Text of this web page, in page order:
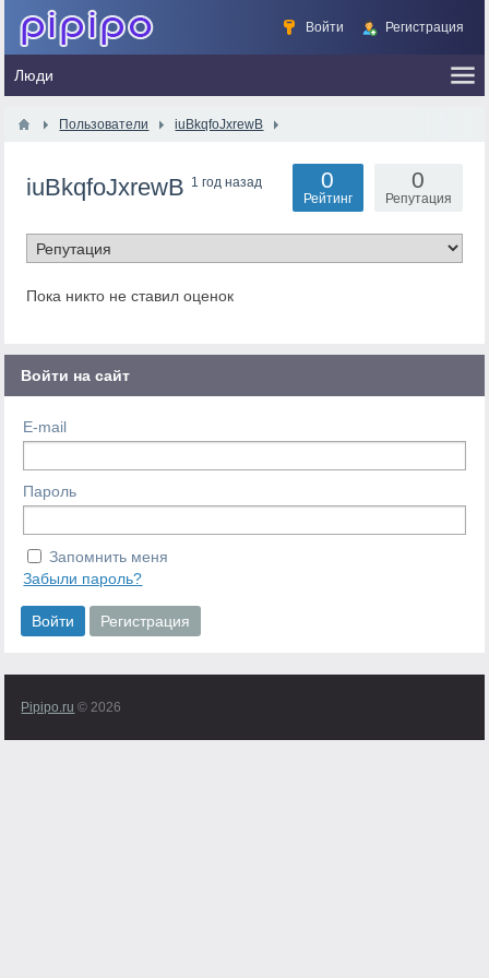
Войти Регистрация
Пользователи iuBkqfoJxrewB
iuBkqfoJxrewB 1 год назад 0
Репутация
0
Рейтинг
Пока никто не ставил оценок
Войти на сайт
E-mail
Пароль
Запомнить меня
Забыли пароль?
Pipipo.ru © 2026